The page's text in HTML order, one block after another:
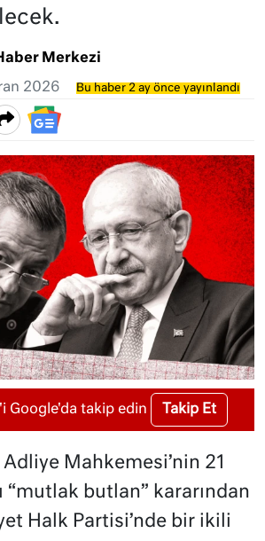
Merkezi
2026 Bu haber 2 ay önce yayınlandı
Google'da takip edin Takip Et
Mahkemesi’nin 21
“mutlak butlan” kararından
Halk Partisi’nde bir ikili